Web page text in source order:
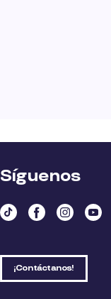
Síguenos
¡Contáctanos!